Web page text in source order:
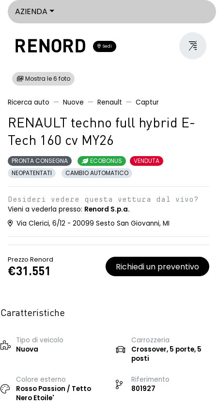
AZIENDA
Sedi
Mostra le 6 foto
Ricerca auto Nuove Renault Captur
RENAULT techno full hybrid E-
Tech 160 cv MY26
PRONTA CONSEGNA ECOBONUS
VENDUTA
NEOPATENTATI
CAMBIO AUTOMATICO
Desideri vedere questa vettura dal vivo?
Vieni a vederla presso: Renord S.p.a.
Via Clerici, 6/12 - 20099 Sesto San Giovanni, MI
Prezzo Renord
€31.551 Richiedi un preventivo
Caratteristiche
Tipo di veicolo
Nuova
Carrozzeria
Crossover, 5 porte, 5
posti
Colore esterno
Rosso Passion / Tetto
Nero Etoile'
Riferimento
801927